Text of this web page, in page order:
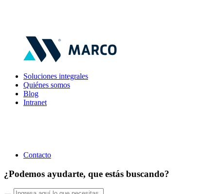
Soluciones integrales
Quiénes somos
Blog
Intranet
Contacto
¿Podemos ayudarte, que estás buscando?